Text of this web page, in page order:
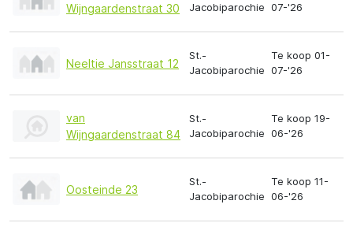
Wijngaardenstraat 30
Jacobiparochie 07-'26
Neeltie Jansstraat 12
St.-
Jacobiparochie
Te koop 01-
07-'26
van
Wijngaardenstraat 84
St.-
Jacobiparochie
Te koop 19-
06-'26
Oosteinde 23
St.-
Jacobiparochie
Te koop 11-
06-'26